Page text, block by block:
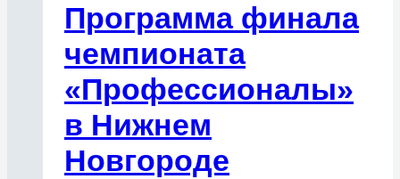
Программа финала
чемпионата
«Профессионалы»
в Нижнем
Новгороде